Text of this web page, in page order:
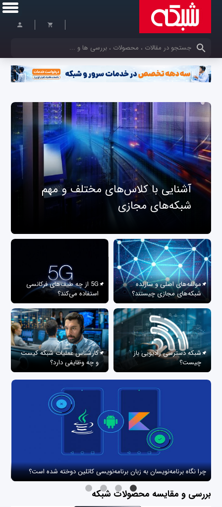
کلمات کلیدی خود را وارد کنید
آشنایی با کلاس‌های مختلف و مهم
شبکه‌های مجازی
مولفه‌های اصلی و سازنده
شبکه‌های مجازی چیستند؟
5G از چه طیف‌های فرکانسی
استفاده می‌کند؟
شبکه دسترسی رادیویی باز
چیست؟
کارشناس عملیات شبکه کیست
و چه وظایفی دارد؟
چرا نگاه برنامه‌نویسان به زبان برنامه‌نویسی کاتلین دوخته شده است؟
بررسی و مقایسه محصولات شبکه